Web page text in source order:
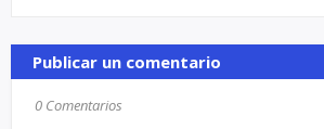
Publicar un comentario
0 Comentarios